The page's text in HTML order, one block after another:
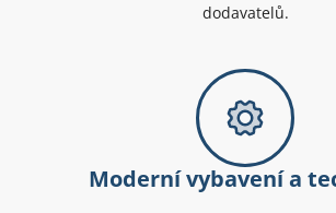
dodavatelů.
Moderní vybavení a